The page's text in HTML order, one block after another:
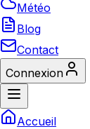
Météo
Blog
Contact
Connexion
Accueil